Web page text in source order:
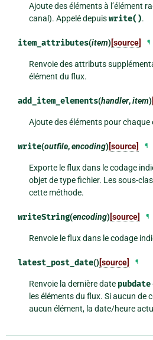
Ajoute des éléments à l’élément
canal). Appelé depuiswrite().
item_attributes(item)[source] ¶
Renvoie des attributs
élément du flux.
add_item_elements(handler,item)
Ajoute des éléments pour chaque
write(outfile,encoding)[source] ¶
Exporte le flux dans le codage
objet de type fichier. Les sous-
cette méthode.
writeString(encoding)[source] ¶
Renvoie le flux dans le codage
latest_post_date()[source] ¶
Renvoie la dernière date pubdate
les éléments du flux. Si aucun de
aucun élément, la date/heure